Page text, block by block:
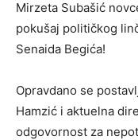
Mirzeta Subašić
pokušaj političkog
Senaida Begića!
Opravdano se
Hamzić i aktuelna
odgovornost za